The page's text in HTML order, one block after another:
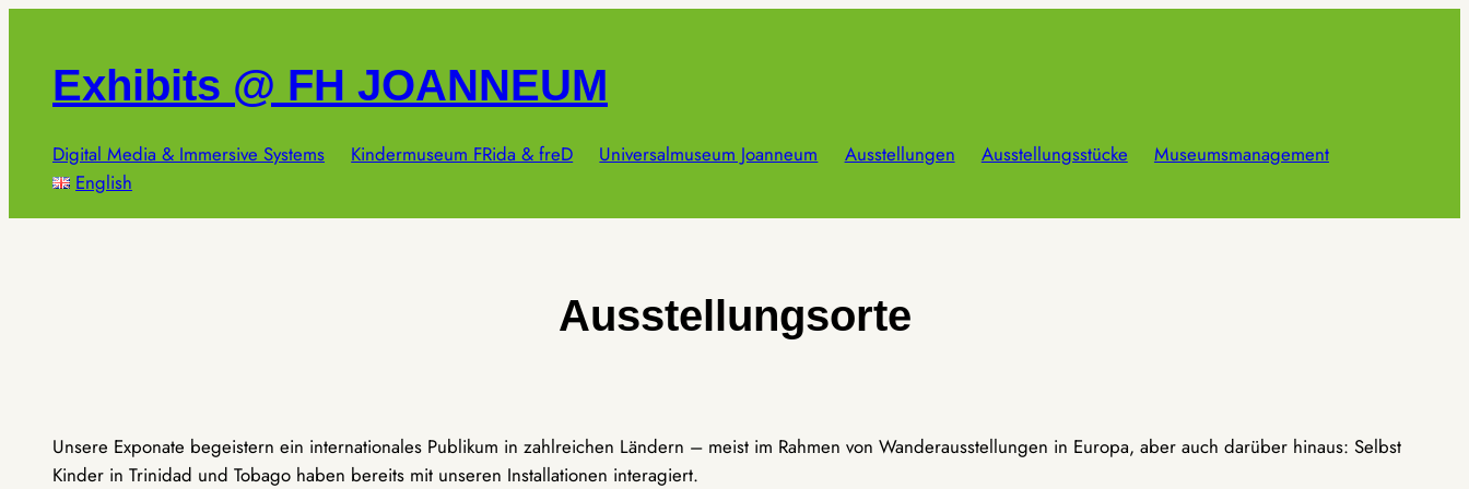
springenExhibits @ FH JOANNEUM
Digital Media & Immersive Systems Kindermuseum FRida & freD Universalmuseum Joanneum Ausstellungen Ausstellungsstücke
Museumsmanagement
English
Ausstellungsorte
Unsere Exponate begeistern ein internationales Publikum in zahlreichen Ländern – meist im Rahmen von Wanderausstellungen in Europa, aber auch darüber hinaus: Selbst
Kinder in Trinidad und Tobago haben bereits mit unseren Installationen interagiert.